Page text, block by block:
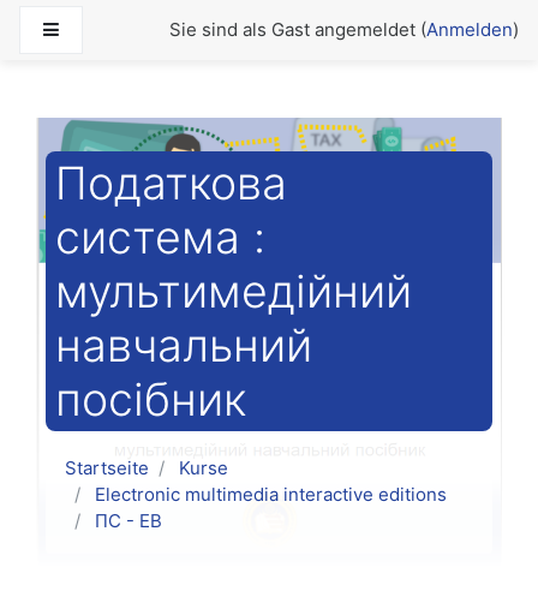
Website-ÜbersichtSie sind als Gast angemeldet (Anmelden)
Податкова
система :
мультимедійний
навчальний
посібник
Startseite
Kurse
Electronic multimedia interactive editions
ПС - ЕВ